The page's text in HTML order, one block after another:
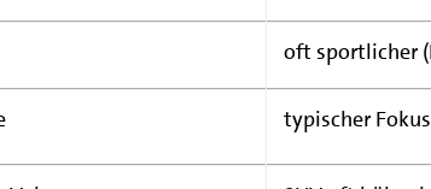
oft sportlicher
typischer